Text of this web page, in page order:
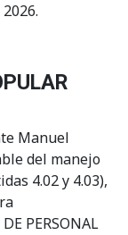
Manuel
del manejo
4.02 y 4.03),
PERSONAL